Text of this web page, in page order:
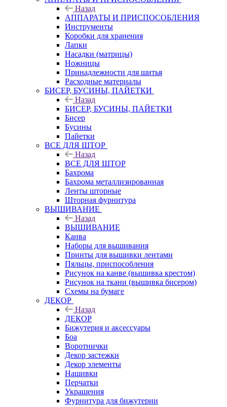
Назад
АППАРАТЫ И ПРИСПОСОБЛЕНИЯ
Инструменты
Коробки для хранения
Лапки
Насадки (матрицы)
Ножницы
Принадлежности для шитья
Расходные материалы
БИСЕР, БУСИНЫ, ПАЙЕТКИ
Назад
БИСЕР, БУСИНЫ, ПАЙЕТКИ
Бисер
Бусины
Пайетки
ВСЕ ДЛЯ ШТОР
Назад
ВСЕ ДЛЯ ШТОР
Бахрома
Бахрома металлизированная
Ленты шторные
Шторная фурнитура
ВЫШИВАНИЕ
Назад
ВЫШИВАНИЕ
Канва
Наборы для вышивания
Принты для вышивки лентами
Пяльцы, приспособления
Рисунок на канве (вышивка крестом)
Рисунок на ткани (вышивка бисером)
Схемы на бумаге
ДЕКОР
Назад
ДЕКОР
Бижутерия и аксессуары
Боа
Воротнички
Декор застежки
Декор элементы
Нашивки
Перчатки
Украшения
Фурнитура для бижутерии